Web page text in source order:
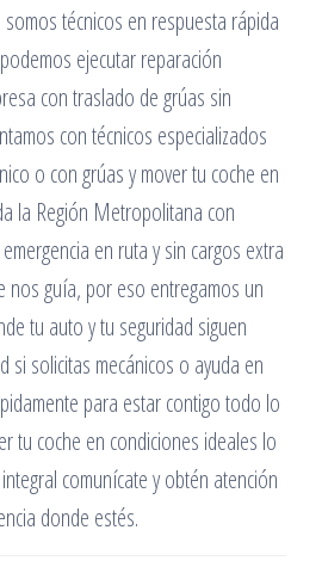
técnicos en respuesta rápida
ejecutar reparación
con traslado de grúas sin
con técnicos especializados
o con grúas y mover tu coche en
la Región Metropolitana con
en ruta y sin cargos extra
nos guía, por eso entregamos un
tu auto y tu seguridad siguen
si solicitas mecánicos o ayuda en
para estar contigo todo lo
tu coche en condiciones ideales lo
comunícate y obtén atención
donde estés.